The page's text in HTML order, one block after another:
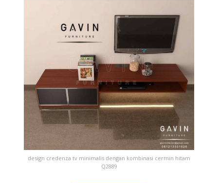
design credenza tv minimalis dengan kombinasi cermin hitam
Q2889